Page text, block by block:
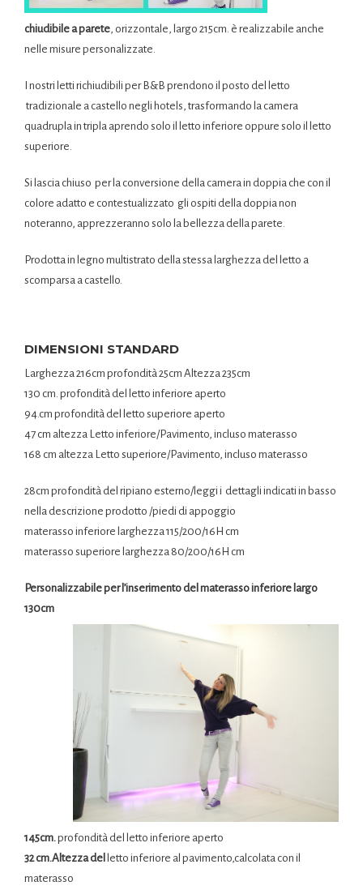
chiudibile a parete, orizzontale, largo 215cm. è realizzabile anche
nelle misure personalizzate.
I nostri letti richiudibili per B&B prendono il posto del letto
tradizionale a castello negli hotels, trasformando la camera
quadrupla in tripla aprendo solo il letto inferiore oppure solo il letto
superiore.
Si lascia chiuso per la conversione della camera in doppia che con il
colore adatto e contestualizzato gli ospiti della doppia non
noteranno, apprezzeranno solo la bellezza della parete.
Prodotta in legno multistrato della stessa larghezza del letto a
scomparsa a castello.
DIMENSIONI STANDARD
Larghezza 216cm profondità 25cm Altezza 235cm
130 cm. profondità del letto inferiore aperto
94.cm profondità del letto superiore aperto
47 cm altezza Letto inferiore/Pavimento, incluso materasso
168 cm altezza Letto superiore/Pavimento, incluso materasso
28cm profondità del ripiano esterno/leggi i dettagli indicati in basso
nella descrizione prodotto /piedi di appoggio
materasso inferiore larghezza 115/200/16H cm
materasso superiore larghezza 80/200/16H cm
Personalizzabile per l’inserimento del materasso inferiore largo
130cm
145cm.profondità del letto inferiore aperto
32 cm.Altezza del letto inferiore al pavimento,calcolata con il
materasso